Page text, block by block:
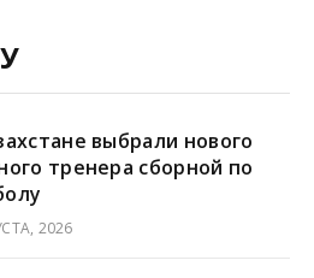
выбрали нового
тренера сборной по
2026